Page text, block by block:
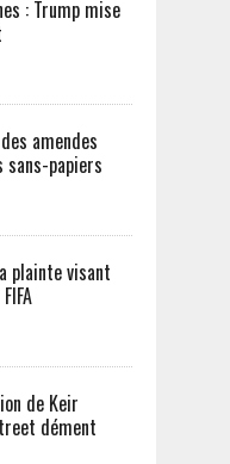
: Trump mise
amendes
papiers
plainte visant
de Keir
dément